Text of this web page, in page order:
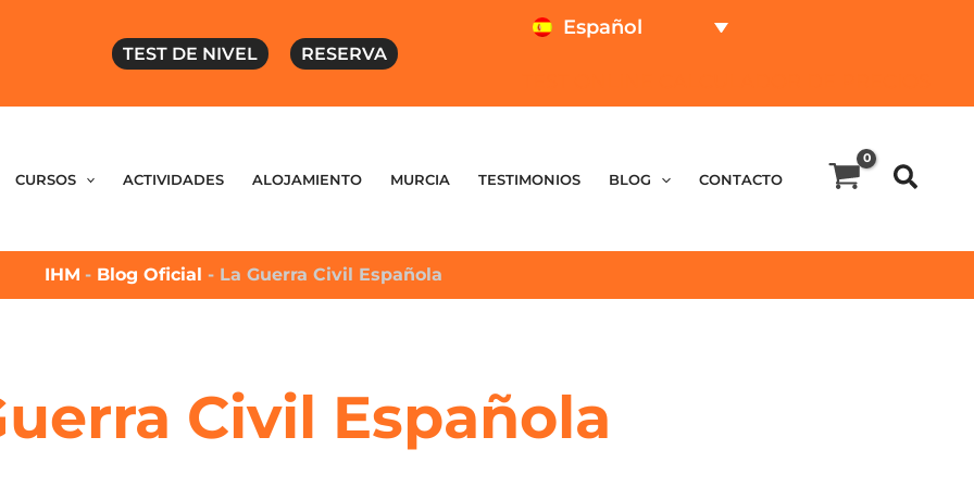
TEST DE NIVEL RESERVA
Español
CURSOS ACTIVIDADES ALOJAMIENTO MURCIA TESTIMONIOS BLOG CONTACTO
IHM - Blog Oficial - La Guerra Civil Española
Civil Española